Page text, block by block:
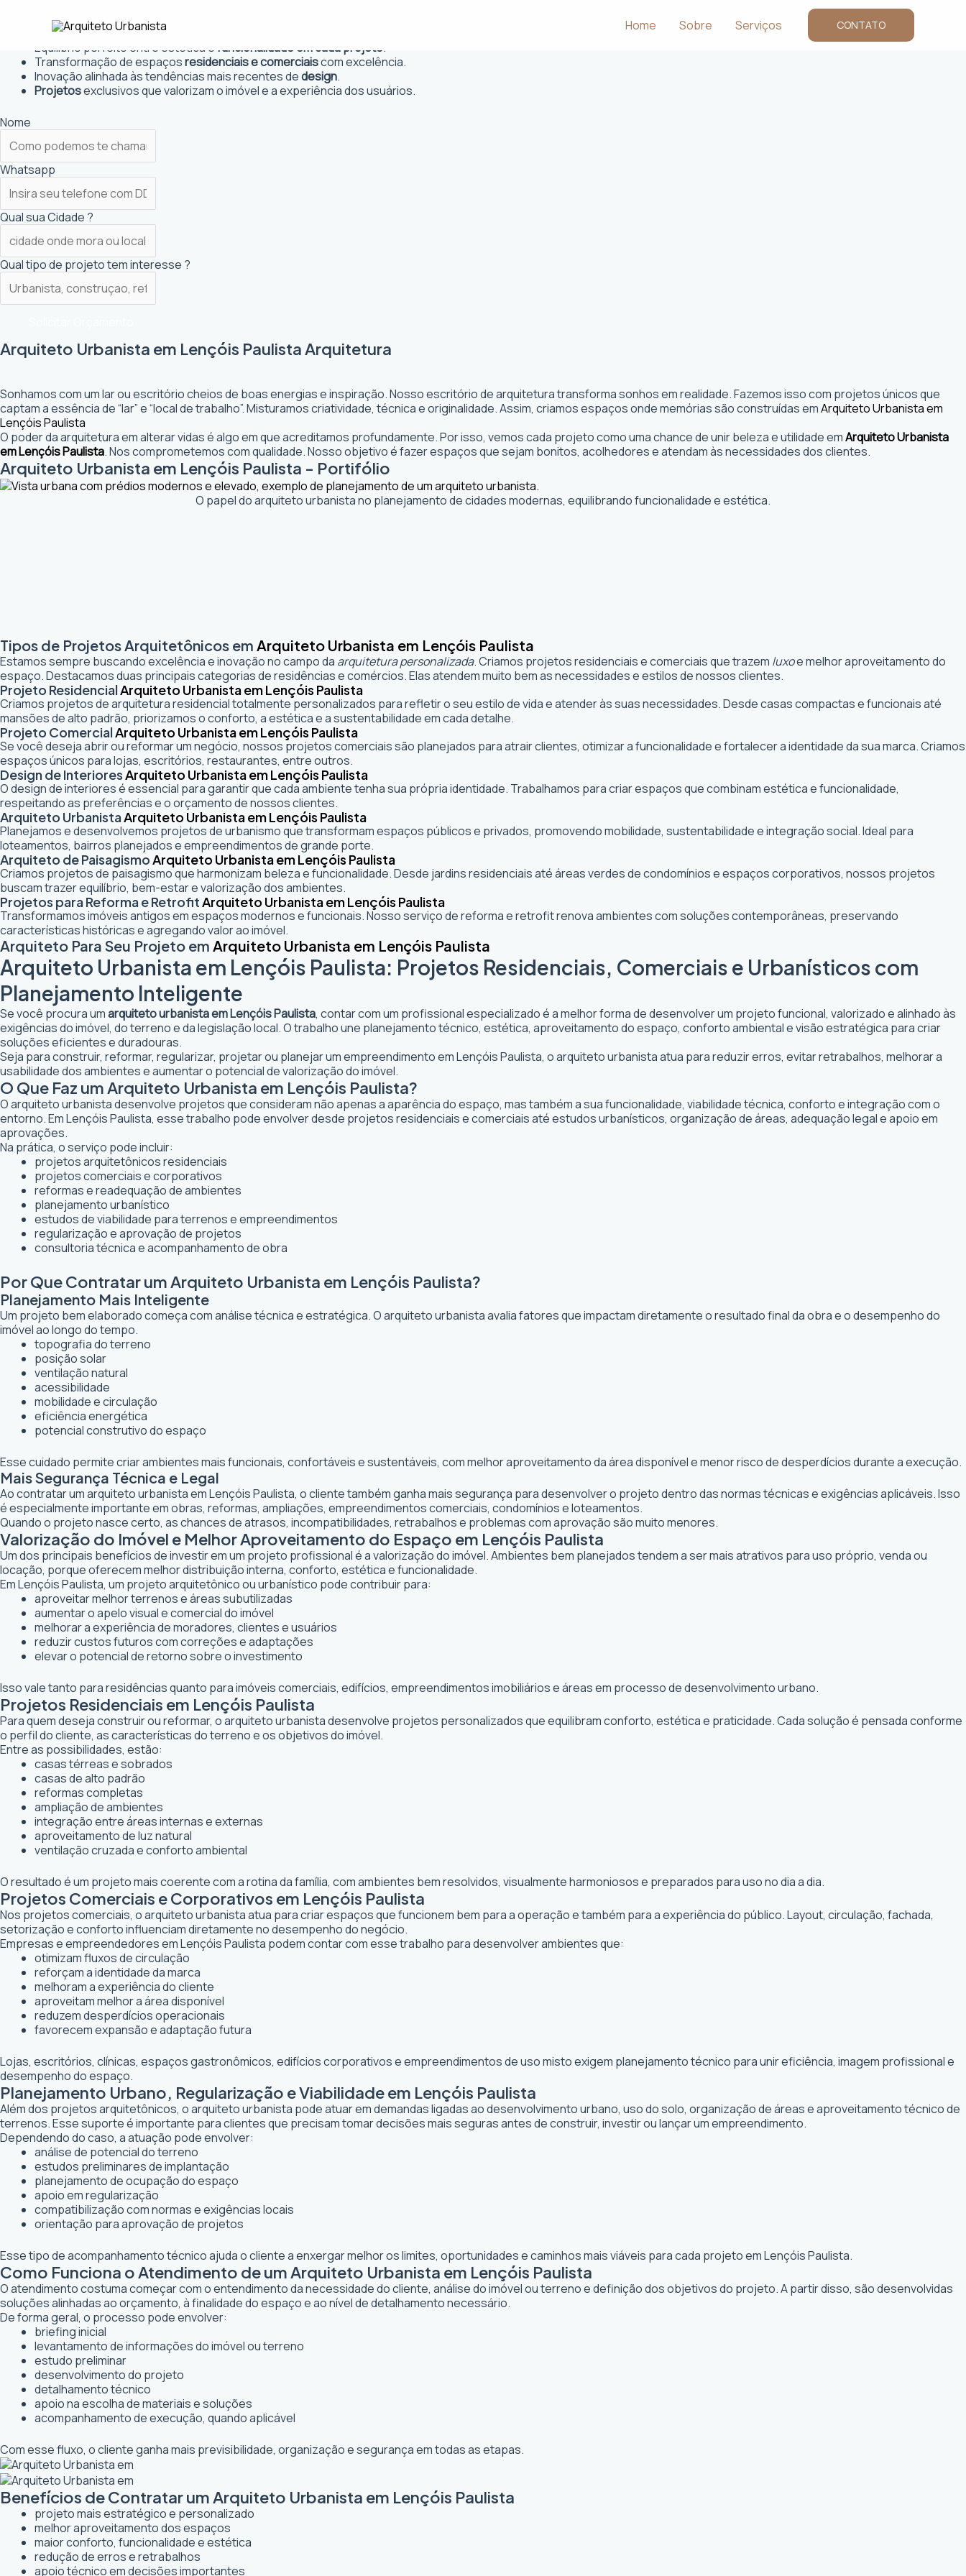
conteúdo
Home Sobre Serviços CONTATO
Projetos personalizados
Equilíbrio perfeito entre estética e funcionalidade em cada projeto.
Transformação de espaçosresidenciais e comerciaiscom excelência.
Inovação alinhada às tendências mais recentes dedesign.
Projetosexclusivos que valorizam o imóvel e a experiência dos usuários.
Nome
Whatsapp
Qual sua Cidade ?
Qual tipo de projeto tem interesse ?
Arquiteto Urbanista em Lençóis Paulista Arquitetura
Sonhamos com um lar ou escritório cheios de boas energias e inspiração. Nosso escritório de arquitetura transforma sonhos em realidade. Fazemos isso com projetos únicos que
captam a essência de “lar” e “local de trabalho”. Misturamos criatividade, técnica e originalidade. Assim, criamos espaços onde memórias são construídas emArquiteto Urbanista em
Lençóis Paulista
O poder da arquitetura em alterar vidas é algo em que acreditamos profundamente. Por isso, vemos cada projeto como uma chance de unir beleza e utilidade emArquiteto Urbanista
em Lençóis Paulista. Nos comprometemos com qualidade. Nosso objetivo é fazer espaços que sejam bonitos, acolhedores e atendam às necessidades dos clientes.
Arquiteto Urbanista em Lençóis Paulista - Portifólio
O papel do arquiteto urbanista no planejamento de cidades modernas, equilibrando funcionalidade e estética.
Tipos de Projetos Arquitetônicos em Arquiteto Urbanista em Lençóis Paulista
Estamos sempre buscando excelência e inovação no campo da arquitetura personalizada. Criamos projetos residenciais e comerciais que trazem luxoe melhor aproveitamento do
espaço. Destacamos duas principais categorias de residências e comércios. Elas atendem muito bem as necessidades e estilos de nossos clientes.
Projeto ResidencialArquiteto Urbanista em Lençóis Paulista
Criamos projetos de arquitetura residencial totalmente personalizados para refletir o seu estilo de vida e atender às suas necessidades. Desde casas compactas e funcionais até
mansões de alto padrão, priorizamos o conforto, a estética e a sustentabilidade em cada detalhe.
Projeto ComercialArquiteto Urbanista em Lençóis Paulista
Se você deseja abrir ou reformar um negócio, nossos projetos comerciais são planejados para atrair clientes, otimizar a funcionalidade e fortalecer a identidade da sua marca. Criamos
espaços únicos para lojas, escritórios, restaurantes, entre outros.
Design de InterioresArquiteto Urbanista em Lençóis Paulista
O design de interiores é essencial para garantir que cada ambiente tenha sua própria identidade. Trabalhamos para criar espaços que combinam estética e funcionalidade,
respeitando as preferências e o orçamento de nossos clientes.
Arquiteto UrbanistaArquiteto Urbanista em Lençóis Paulista
Planejamos e desenvolvemos projetos de urbanismo que transformam espaços públicos e privados, promovendo mobilidade, sustentabilidade e integração social. Ideal para
loteamentos, bairros planejados e empreendimentos de grande porte.
Arquiteto de PaisagismoArquiteto Urbanista em Lençóis Paulista
Criamos projetos de paisagismo que harmonizam beleza e funcionalidade. Desde jardins residenciais até áreas verdes de condomínios e espaços corporativos, nossos projetos
buscam trazer equilíbrio, bem-estar e valorização dos ambientes.
Projetos para Reforma e RetrofitArquiteto Urbanista em Lençóis Paulista
Transformamos imóveis antigos em espaços modernos e funcionais. Nosso serviço de reforma e retrofit renova ambientes com soluções contemporâneas, preservando
características históricas e agregando valor ao imóvel.
Arquiteto Para Seu Projeto em Arquiteto Urbanista em Lençóis Paulista
Arquiteto Urbanista em Lençóis Paulista: Projetos Residenciais, Comerciais e Urbanísticos com
Planejamento Inteligente
Se você procura umarquiteto urbanista em Lençóis Paulista, contar com um profissional especializado é a melhor forma de desenvolver um projeto funcional, valorizado e alinhado às
exigências do imóvel, do terreno e da legislação local. O trabalho une planejamento técnico, estética, aproveitamento do espaço, conforto ambiental e visão estratégica para criar
soluções eficientes e duradouras.
Seja para construir, reformar, regularizar, projetar ou planejar um empreendimento em Lençóis Paulista, o arquiteto urbanista atua para reduzir erros, evitar retrabalhos, melhorar a
usabilidade dos ambientes e aumentar o potencial de valorização do imóvel.
O Que Faz um Arquiteto Urbanista em Lençóis Paulista?
O arquiteto urbanista desenvolve projetos que consideram não apenas a aparência do espaço, mas também a sua funcionalidade, viabilidade técnica, conforto e integração com o
entorno. Em Lençóis Paulista, esse trabalho pode envolver desde projetos residenciais e comerciais até estudos urbanísticos, organização de áreas, adequação legal e apoio em
aprovações.
Na prática, o serviço pode incluir:
projetos arquitetônicos residenciais
projetos comerciais e corporativos
reformas e readequação de ambientes
planejamento urbanístico
estudos de viabilidade para terrenos e empreendimentos
regularização e aprovação de projetos
consultoria técnica e acompanhamento de obra
Por Que Contratar um Arquiteto Urbanista em Lençóis Paulista?
Planejamento Mais Inteligente
Um projeto bem elaborado começa com análise técnica e estratégica. O arquiteto urbanista avalia fatores que impactam diretamente o resultado final da obra e o desempenho do
imóvel ao longo do tempo.
topografia do terreno
posição solar
ventilação natural
acessibilidade
mobilidade e circulação
eficiência energética
potencial construtivo do espaço
Esse cuidado permite criar ambientes mais funcionais, confortáveis e sustentáveis, com melhor aproveitamento da área disponível e menor risco de desperdícios durante a execução.
Mais Segurança Técnica e Legal
Ao contratar um arquiteto urbanista em Lençóis Paulista, o cliente também ganha mais segurança para desenvolver o projeto dentro das normas técnicas e exigências aplicáveis. Isso
é especialmente importante em obras, reformas, ampliações, empreendimentos comerciais, condomínios e loteamentos.
Quando o projeto nasce certo, as chances de atrasos, incompatibilidades, retrabalhos e problemas com aprovação são muito menores.
Valorização do Imóvel e Melhor Aproveitamento do Espaço em Lençóis Paulista
Um dos principais benefícios de investir em um projeto profissional é a valorização do imóvel. Ambientes bem planejados tendem a ser mais atrativos para uso próprio, venda ou
locação, porque oferecem melhor distribuição interna, conforto, estética e funcionalidade.
Em Lençóis Paulista, um projeto arquitetônico ou urbanístico pode contribuir para:
aproveitar melhor terrenos e áreas subutilizadas
aumentar o apelo visual e comercial do imóvel
melhorar a experiência de moradores, clientes e usuários
reduzir custos futuros com correções e adaptações
elevar o potencial de retorno sobre o investimento
Isso vale tanto para residências quanto para imóveis comerciais, edifícios, empreendimentos imobiliários e áreas em processo de desenvolvimento urbano.
Projetos Residenciais em Lençóis Paulista
Para quem deseja construir ou reformar, o arquiteto urbanista desenvolve projetos personalizados que equilibram conforto, estética e praticidade. Cada solução é pensada conforme
o perfil do cliente, as características do terreno e os objetivos do imóvel.
Entre as possibilidades, estão:
casas térreas e sobrados
casas de alto padrão
reformas completas
ampliação de ambientes
integração entre áreas internas e externas
aproveitamento de luz natural
ventilação cruzada e conforto ambiental
O resultado é um projeto mais coerente com a rotina da família, com ambientes bem resolvidos, visualmente harmoniosos e preparados para uso no dia a dia.
Projetos Comerciais e Corporativos em Lençóis Paulista
Nos projetos comerciais, o arquiteto urbanista atua para criar espaços que funcionem bem para a operação e também para a experiência do público. Layout, circulação, fachada,
setorização e conforto influenciam diretamente no desempenho do negócio.
Empresas e empreendedores em Lençóis Paulista podem contar com esse trabalho para desenvolver ambientes que:
otimizam fluxos de circulação
reforçam a identidade da marca
melhoram a experiência do cliente
aproveitam melhor a área disponível
reduzem desperdícios operacionais
favorecem expansão e adaptação futura
Lojas, escritórios, clínicas, espaços gastronômicos, edifícios corporativos e empreendimentos de uso misto exigem planejamento técnico para unir eficiência, imagem profissional e
desempenho do espaço.
Planejamento Urbano, Regularização e Viabilidade em Lençóis Paulista
Além dos projetos arquitetônicos, o arquiteto urbanista pode atuar em demandas ligadas ao desenvolvimento urbano, uso do solo, organização de áreas e aproveitamento técnico de
terrenos. Esse suporte é importante para clientes que precisam tomar decisões mais seguras antes de construir, investir ou lançar um empreendimento.
Dependendo do caso, a atuação pode envolver:
análise de potencial do terreno
estudos preliminares de implantação
planejamento de ocupação do espaço
apoio em regularização
compatibilização com normas e exigências locais
orientação para aprovação de projetos
Esse tipo de acompanhamento técnico ajuda o cliente a enxergar melhor os limites, oportunidades e caminhos mais viáveis para cada projeto em Lençóis Paulista.
Como Funciona o Atendimento de um Arquiteto Urbanista em Lençóis Paulista
O atendimento costuma começar com o entendimento da necessidade do cliente, análise do imóvel ou terreno e definição dos objetivos do projeto. A partir disso, são desenvolvidas
soluções alinhadas ao orçamento, à finalidade do espaço e ao nível de detalhamento necessário.
De forma geral, o processo pode envolver:
briefing inicial
levantamento de informações do imóvel ou terreno
estudo preliminar
desenvolvimento do projeto
detalhamento técnico
apoio na escolha de materiais e soluções
acompanhamento de execução, quando aplicável
Com esse fluxo, o cliente ganha mais previsibilidade, organização e segurança em todas as etapas.
Benefícios de Contratar um Arquiteto Urbanista em Lençóis Paulista
projeto mais estratégico e personalizado
melhor aproveitamento dos espaços
maior conforto, funcionalidade e estética
redução de erros e retrabalhos
apoio técnico em decisões importantes